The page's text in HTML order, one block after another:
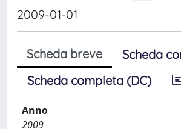
2009-01-01
Scheda breve
Scheda
Scheda completa (DC)
Anno
2009